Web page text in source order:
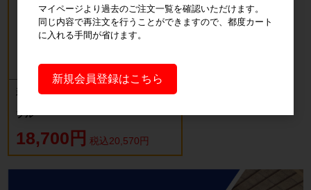
新品 カゴ台車 ロールボックスパレッ
ブルー
18,700円 税込20,570円
マイページより過去のご注文一覧を確認いただけます。
同じ内容で再注文を行うことができますので、都度カート
に入れる手間が省けます。
新規会員登録はこちら